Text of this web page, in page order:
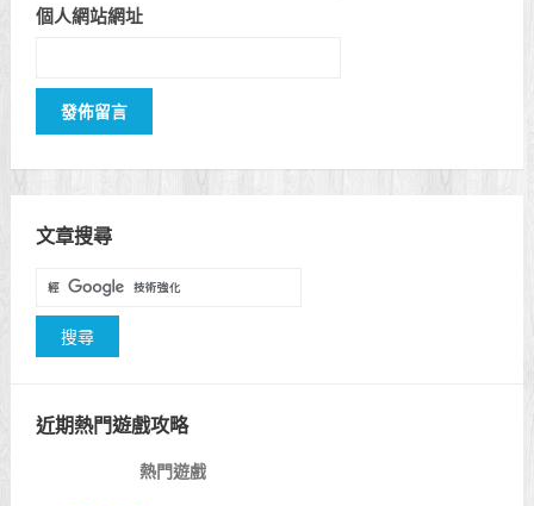
個人網站網址
文章搜尋
近期熱門遊戲攻略
熱門遊戲